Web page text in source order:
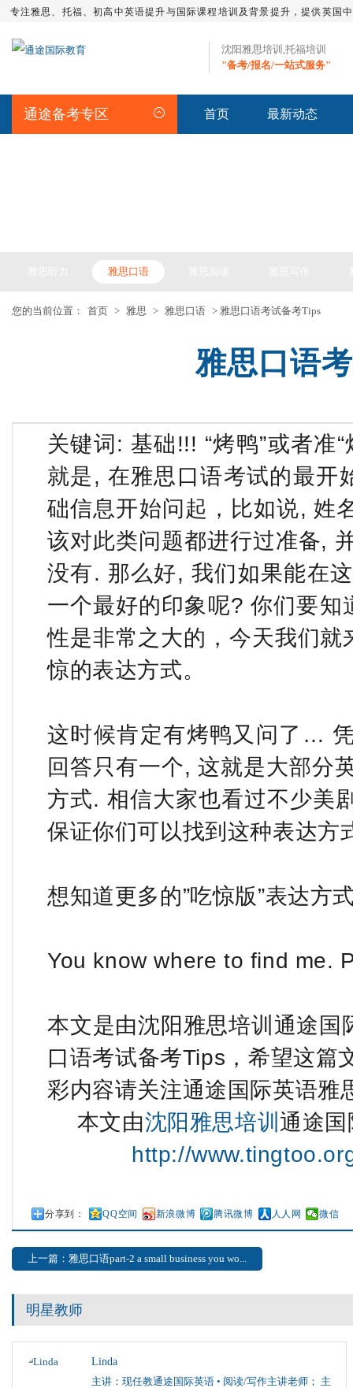
专注雅思、托福、初高中英语提升与国际课程培训及背景提升，提供英国
沈阳雅思培训,托福培训
"备考/报名/一站式服务"
通途备考专区 首页 最新动态
雅思口语
您的当前位置： 首页 > 雅思 > 雅思口语 > 雅思口语考试备考Tips
雅思口语
关键词: 基础!!! “烤鸭”或者准
就是, 在雅思口语考试的最开
础信息开始问起，比如说, 姓
该对此类问题都进行过准备,
没有. 那么好, 我们如果能在
一个最好的印象呢? 你们要
性是非常之大的，今天我们就
惊的表达方式。
这时候肯定有烤鸭又问了…
回答只有一个, 这就是大部分
方式. 相信大家也看过不少美
保证你们可以找到这种表达方
想知道更多的”吃惊版”表达方
You know where to find me.
本文是由沈阳雅思培训通途国
口语考试备考Tips，希望这篇
彩内容请关注通途国际英语雅
本文由沈阳雅思培训 通途
http://
分享到： QQ空间 新浪微博 腾讯微博 人人网 微信
上一篇：雅思口语part-2 a small business you wo...
明星教师
Linda
主讲：现任教通途国际英语 • 阅读/写作主讲老师； 主
SAT全程班